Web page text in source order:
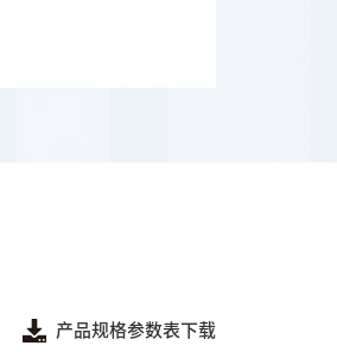
产品规格参数表下载